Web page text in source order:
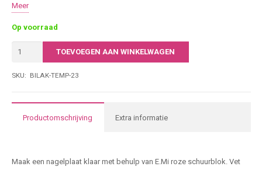
• Dichte kleurcoating in zachte klassieke tinten
• Economisch in gebruik
Meer
Op voorraad
Golak
024
15ML
aantal
TOEVOEGEN AAN WINKELWAGEN
SKU: BILAK-TEMP-23
Productomschrijving Extra informatie
Maak een nagelplaat klaar met behulp van E.Mi roze schuurblok. Vet